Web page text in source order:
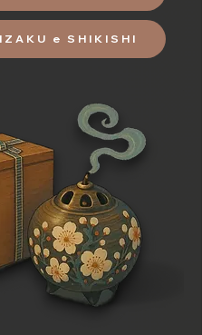
e SHIKISHI